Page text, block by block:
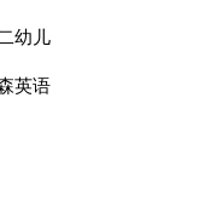
幼儿
英语